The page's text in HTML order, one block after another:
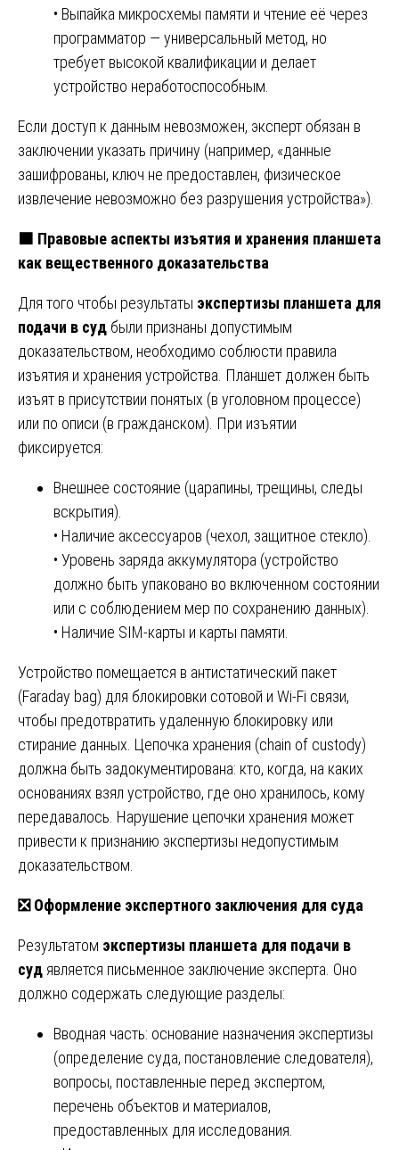
• Выпайка микросхемы памяти и чтение её через
программатор — универсальный метод, но
требует высокой квалификации и делает
устройство неработоспособным.
Если доступ к данным невозможен, эксперт обязан в
заключении указать причину (например, «данные
зашифрованы, ключ не предоставлен, физическое
извлечение невозможно без разрушения устройства»).
🟧 Правовые аспекты изъятия и хранения планшета
как вещественного доказательства
Для того чтобы результаты экспертизы планшета для
подачи в суд были признаны допустимым
доказательством, необходимо соблюсти правила
изъятия и хранения устройства. Планшет должен быть
изъят в присутствии понятых (в уголовном процессе)
или по описи (в гражданском). При изъятии
фиксируется:
Внешнее состояние (царапины, трещины, следы
вскрытия).
• Наличие аксессуаров (чехол, защитное стекло).
• Уровень заряда аккумулятора (устройство
должно быть упаковано во включенном состоянии
или с соблюдением мер по сохранению данных).
• Наличие SIM-карты и карты памяти.
Устройство помещается в антистатический пакет
(Faraday bag) для блокировки сотовой и Wi-Fi связи,
чтобы предотвратить удаленную блокировку или
стирание данных. Цепочка хранения (chain of custody)
должна быть задокументирована: кто, когда, на каких
основаниях взял устройство, где оно хранилось, кому
передавалось. Нарушение цепочки хранения может
привести к признанию экспертизы недопустимым
доказательством.
❎Оформление экспертного заключения для суда
Результатом экспертизы планшета для подачи в
суд является письменное заключение эксперта. Оно
должно содержать следующие разделы:
Вводная часть: основание назначения экспертизы
(определение суда, постановление следователя),
вопросы, поставленные перед экспертом,
перечень объектов и материалов,
предоставленных для исследования.